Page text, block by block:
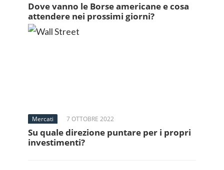
Dove vanno le Borse americane e cosa
attendere nei prossimi giorni?
Mercati 7 OTTOBRE 2022
Su quale direzione puntare per i propri
investimenti?